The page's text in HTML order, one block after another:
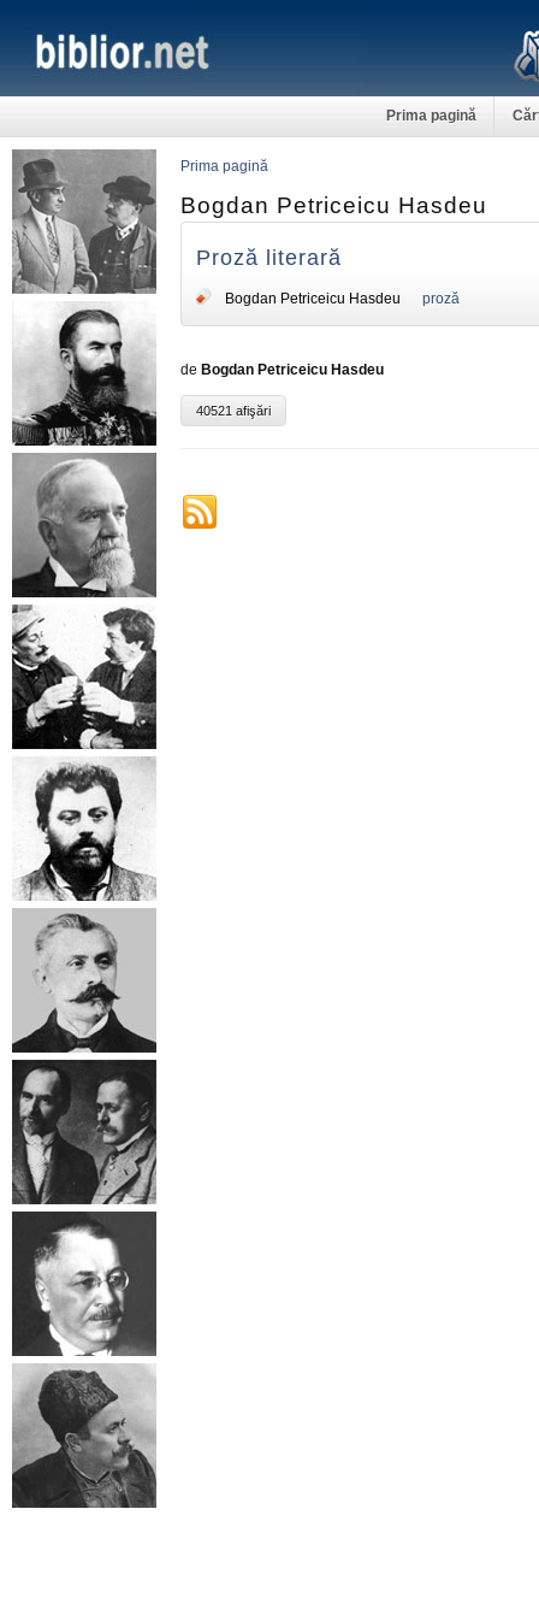
Prima pagină
Prima pagină
Bogdan Petriceicu Hasdeu
Proză literară
Bogdan Petriceicu Hasdeu proză
de Bogdan Petriceicu Hasdeu
40521 afişări